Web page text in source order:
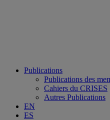
Publications
Publications des
Cahiers du CRISES
Autres Publications
EN
ES